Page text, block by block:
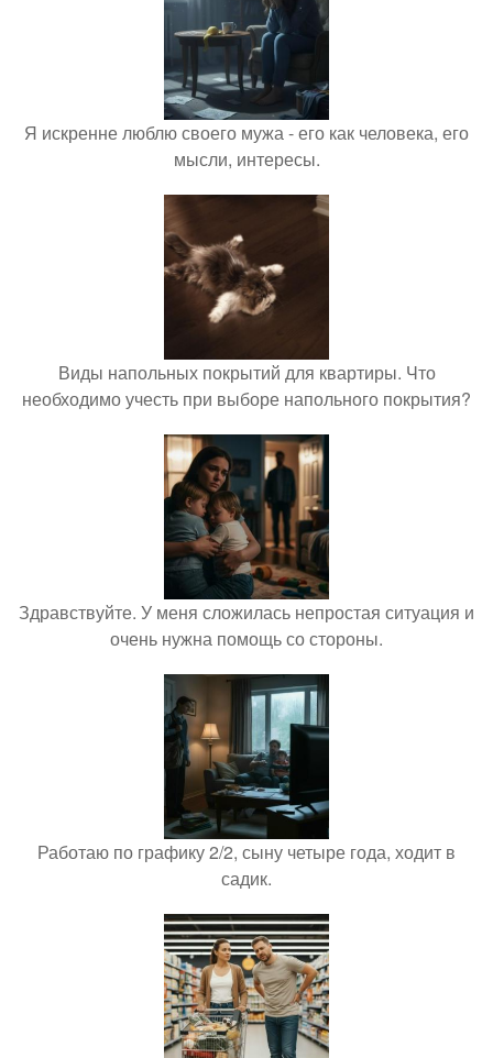
Я искренне люблю своего мужа - его как человека, его
мысли, интересы.
Виды напольных покрытий для квартиры. Что
необходимо учесть при выборе напольного покрытия?
Здравствуйте. У меня сложилась непростая ситуация и
очень нужна помощь со стороны.
Работаю по графику 2/2, сыну четыре года, ходит в
садик.